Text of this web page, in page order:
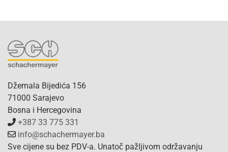
Džemala Bijedića 156
71000 Sarajevo
Bosna i Hercegovina
+387 33 775 331
info@schachermayer.ba
Sve cijene su bez PDV-a. Unatoč pažljivom održavanju